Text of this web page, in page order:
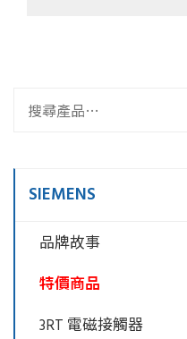
SIEMENS
品牌故事
特價商品
3RT 電磁接觸器